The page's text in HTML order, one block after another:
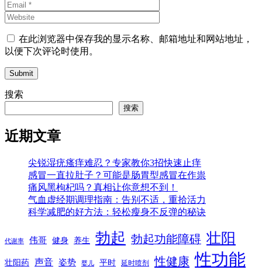
在此浏览器中保存我的显示名称、邮箱地址和网站地址，
以便下次评论时使用。
Submit
搜索
搜索
近期文章
尖锐湿疣瘙痒难忍？专家教你3招快速止痒
感冒一直拉肚子？可能是肠胃型感冒在作祟
痛风黑枸杞吗？真相让你意想不到！
气血虚经期调理指南：告别不适，重拾活力
科学减肥的好方法：轻松瘦身不反弹的秘诀
代谢率 伟哥 健身 养生 勃起 勃起功能障碍 壮阳
壮阳药 声音 姿势 婴儿 平时 延时喷剂 性健康 性功能